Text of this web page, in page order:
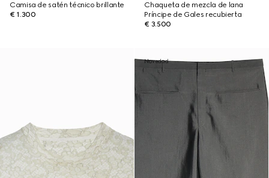
Camisa de satén técnico brillante
€ 1.300
Chaqueta de mezcla de lana
Príncipe de Gales recubierta
€ 3.500
Novedad